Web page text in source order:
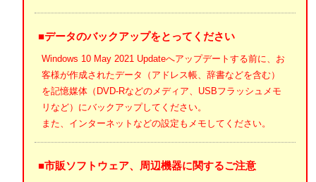
■データのバックアップをとってください
Windows 10 May 2021 Updateへアップデートする前に、お
客様が作成されたデータ（アドレス帳、辞書などを含む）
を記憶媒体（DVD-Rなどのメディア、USBフラッシュメモ
リなど）にバックアップしてください。
また、インターネットなどの設定もメモしてください。
■市販ソフトウェア、周辺機器に関するご注意